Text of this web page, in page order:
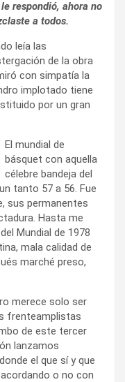
respondió, ahora no
a todos.
leía las
de la obra
con simpatía la
implotado tiene
por un gran
El mundial de
básquet con aquella
célebre bandeja del
tanto 57 a 56. Fue
sus permanentes
Hasta me
Mundial de 1978
mala calidad de
marché preso,
merece solo ser
frenteamplistas
de este tercer
lanzamos
el que sí y que
o no con